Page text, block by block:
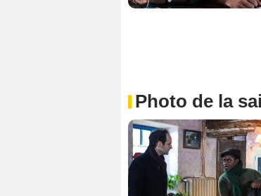
Photo de la